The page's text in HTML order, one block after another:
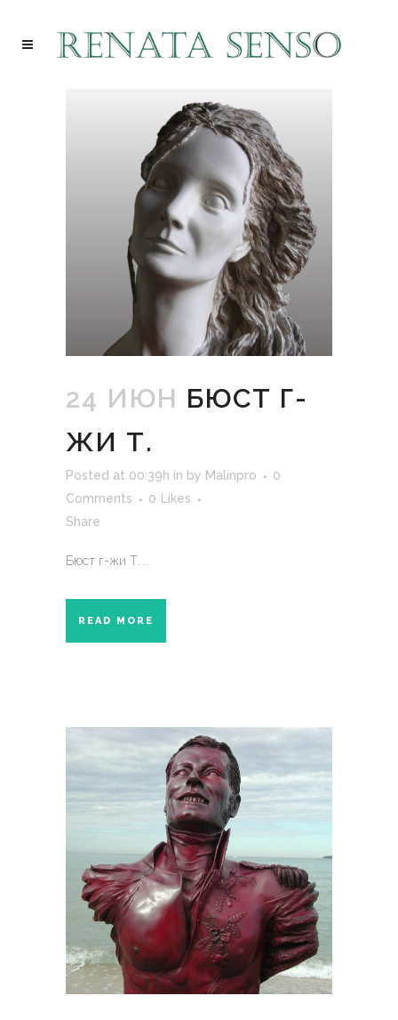
24 ИЮН БЮСТ Г-
ЖИ Т.
Posted at 00:39h in by Malinpro
0
Comments
0
Likes
Share
Бюст г-жи Т....
READ MORE